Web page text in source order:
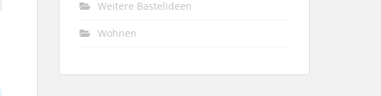
Weitere Bastelideen
Wohnen